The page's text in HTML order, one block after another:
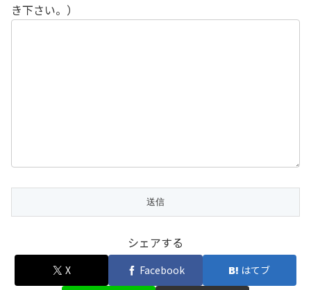
き下さい。）
シェアする
X Facebook はてブ